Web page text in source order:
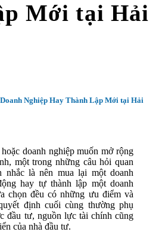
Mới tại Hải
Nghiệp Hay Thành Lập Mới tại Hải
doanh nghiệp muốn mở rộng
một trong những câu hỏi quan
nhắc là nên mua lại một doanh
hay tự thành lập một doanh
chọn đều có những ưu điểm và
định cuối cùng thường phụ
đầu tư, nguồn lực tài chính cũng
của nhà đầu tư.